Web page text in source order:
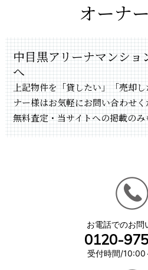
オーナ
中目黒アリーナマンシ
へ
上記物件を「貸したい」「売却
ナー様はお気軽にお問い合わせく
無料査定・当サイトへの掲載のみ
お電話でのお問
0120-
受付時間/10:00